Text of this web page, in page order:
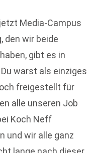
Media-Campus
den wir beide
gibt es in
warst als einziges
freigestellt für
alle unseren Job
Koch Neff
und wir alle ganz